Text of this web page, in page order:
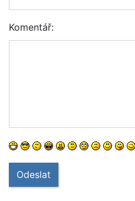
Komentář:
Odeslat